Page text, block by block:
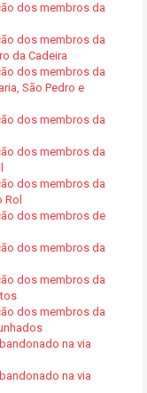
dos membros da
dos membros da
da Cadeira
dos membros da
São Pedro e
dos membros da
dos membros da
dos membros da
dos membros de
dos membros da
dos membros da
dos membros da
na via
na via